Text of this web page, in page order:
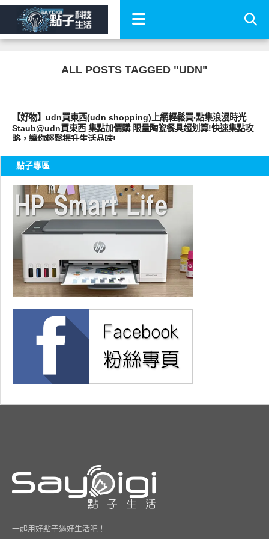
ALL POSTS TAGGED "UDN"
【好物】udn買東西(udn shopping)上網輕鬆買‧點集浪漫時光
Staub@udn買東西 集點加價購 限量陶瓷餐具超划算!快速集點攻
略，讓你輕鬆提升生活品味!
點子專區
一起用好點子過好生活吧！